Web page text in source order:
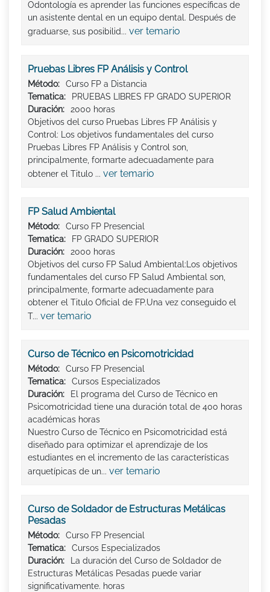
Odontología es aprender las funciones específicas de
un asistente dental en un equipo dental. Después de
graduarse, sus posibilid... ver temario
Pruebas Libres FP Análisis y Control
Método:
Curso FP a Distancia
Tematica:
PRUEBAS LIBRES FP GRADO SUPERIOR
Duración:
2000 horas
Objetivos del curso Pruebas Libres FP Análisis y
Control: Los objetivos fundamentales del curso
Pruebas Libres FP Análisis y Control son,
principalmente, formarte adecuadamente para
obtener el Titulo ... ver temario
FP Salud Ambiental
Método:
Curso FP Presencial
Tematica:
FP GRADO SUPERIOR
Duración:
2000 horas
Objetivos del curso FP Salud Ambiental:Los objetivos
fundamentales del curso FP Salud Ambiental son,
principalmente, formarte adecuadamente para
obtener el Titulo Oficial de FP.Una vez conseguido el
T... ver temario
Curso de Técnico en Psicomotricidad
Método:
Curso FP Presencial
Tematica:
Cursos Especializados
Duración:
El programa del Curso de Técnico en
Psicomotricidad tiene una duración total de 400 horas
académicas horas
Nuestro Curso de Técnico en Psicomotricidad está
diseñado para optimizar el aprendizaje de los
estudiantes en el incremento de las características
arquetípicas de un... ver temario
Curso de Soldador de Estructuras Metálicas
Pesadas
Método:
Curso FP Presencial
Tematica:
Cursos Especializados
Duración:
La duración del Curso de Soldador de
Estructuras Metálicas Pesadas puede variar
significativamente. horas